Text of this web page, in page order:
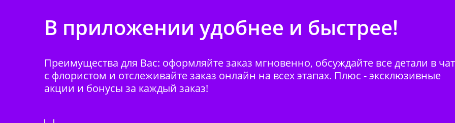
В приложении удобнее и быстрее!
Преимущества для Вас: оформляйте заказ мгновенно, обсуждайте все детали в
с флористом и отслеживайте заказ онлайн на всех этапах. Плюс - эксклюзивные
акции и бонусы за каждый заказ!